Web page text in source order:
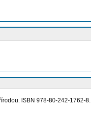
ISBN 978-80-242-1762-8.